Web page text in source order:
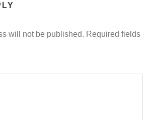
will not be published. Required fields